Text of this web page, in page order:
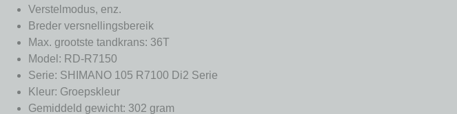
Verstelmodus, enz.
Breder versnellingsbereik
Max. grootste tandkrans: 36T
Model: RD-R7150
Serie: SHIMANO 105 R7100 Di2 Serie
Kleur: Groepskleur
Gemiddeld gewicht: 302 gram